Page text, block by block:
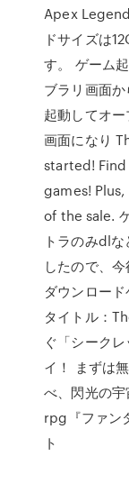
Apex
ドサイズは
す。 ゲーム
ブラリ画面か
起動してオ
画面になり
started!
games!
of the sale.
トラのみdl
したので、
ダウンロー
タイトル：
ぐ「シーク
イ！ まずは
べ、閃光の
rpg『ファン
ト